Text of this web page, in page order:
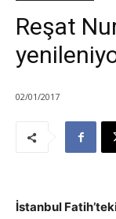
Reşat
02/01/2017
İstanbul